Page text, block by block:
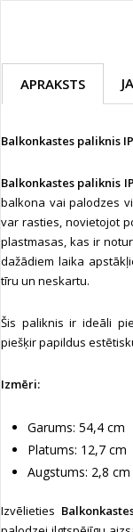
APRAKSTS
Balkonkastes paliknis
Balkonkastes paliknis
balkona vai palodzes
var rasties, novietojot
plastmasas, kas ir
dažādiem laika
tīru un neskartu.
Šis paliknis ir ideāli
piešķir papildus
Izmēri:
Garums: 54,4 cm
Platums: 12,7 cm
Augstums: 2,8 cm
Izvēlieties